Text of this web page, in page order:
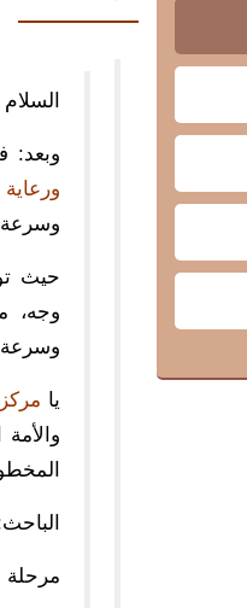
وبعد:
ورعاية
وسرعة
حيث
وجه،
وسرعة
يا
مرحلة